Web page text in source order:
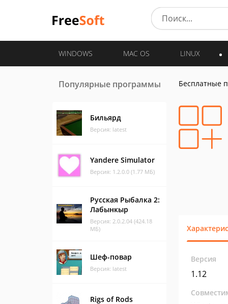
WINDOWS MAC OS LINUX
Популярные программы
Бильярд
Версия: latest
Yandere Simulator
Версия: 1.2.0.0 (1.77 МБ)
Русская Рыбалка 2:
Лабынкыр
Версия: 2.0.2.04 (424.18
МБ)
Шеф-повар
Версия: latest
Rigs of Rods
Бесплатные
Версия
1.12